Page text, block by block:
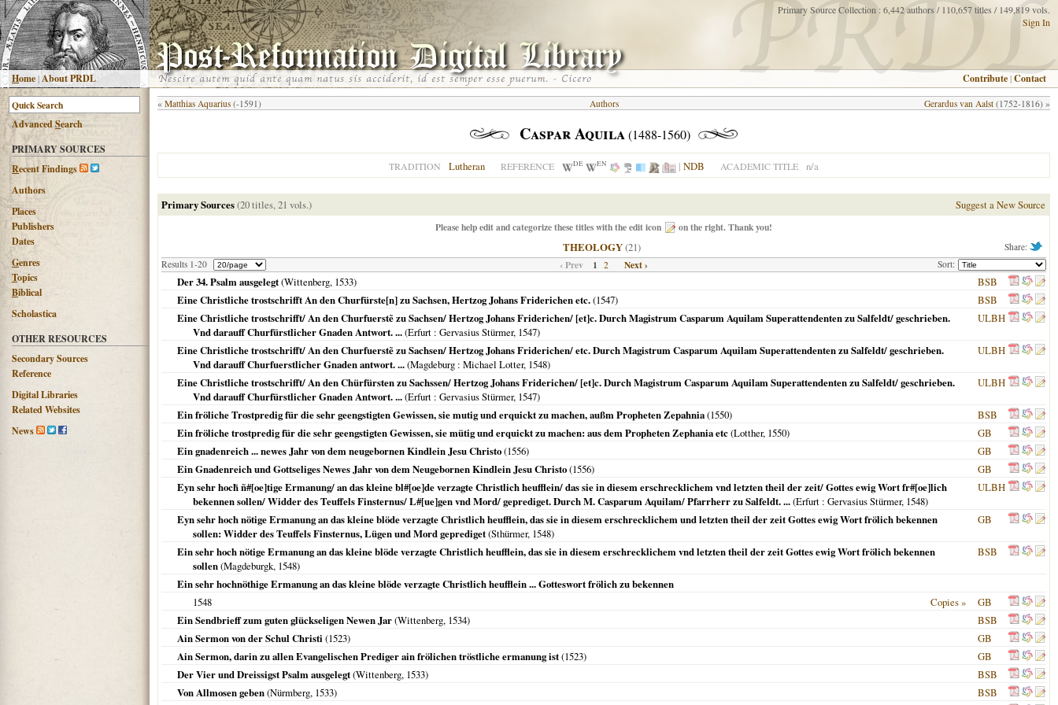
Home|About PRDL
Primary Source Collection : 6,442 authors / 110,657 titles / 149,819 vols.
Sign In
Contribute |Contact
AdvancedSearch
PRIMARY SOURCES
Recent Findings
Authors
Places
Publishers
Dates
Genres
Topics
Biblical
Scholastica
OTHER RESOURCES
Secondary Sources
Reference
Digital Libraries
Related Websites
News
« Matthias Aquarius (-1591) Gerardus van Aalst (1752-1816) »
Authors
Caspar Aquila(1488-1560)
TRADITION Lutheran REFERENCE DE EN | NDB ACADEMIC TITLE n/a
Primary Sources(20 titles, 21 vols.) Suggest a New Source
Please help edit and categorize these titles with the edit icon on the right. Thank you!
Share:
THEOLOGY(21)
Results 1-20 Sort:
‹ Prev 1 2 Next ›
Der 34. Psalm ausgelegt(Wittenberg, 1533)
BSB
Eine Christliche trostschrifft An den Churfürste[n] zu Sachsen, Hertzog Johans Friderichen etc.(1547)
BSB
Eine Christliche trostschrifft/ An den Churfuerstẽ zu Sachsen/ Hertzog Johans Friderichen/ [et]c. Durch Magistrum Casparum Aquilam Superattendenten zu Salfeldt/ geschrieben.
Vnd darauff Churfürstlicher Gnaden Antwort. ...(Erfurt : Gervasius Stürmer, 1547)
ULBH
Eine Christliche trostschrifft/ An den Churfuerstẽ zu Sachsen/ Hertzog Johans Friderichen/ etc. Durch Magistrum Casparum Aquilam Superattendenten zu Salfeldt/ geschrieben.
Vnd darauff Churfuerstlicher Gnaden antwort. ...(Magdeburg : Michael Lotter, 1548)
ULBH
Eine Christliche trostschrifft/ An den Chürfürsten zu Sachssen/ Hertzog Johans Friderichen/ [et]c. Durch Magistrum Casparum Aquilam Superattendenten zu Salfeldt/ geschrieben.
Vnd darauff Churfürstlicher Gnaden Antwort. ...(Erfurt : Gervasius Stürmer, 1547)
ULBH
Ein fröliche Trostpredig für die sehr geengstigten Gewissen, sie mutig und erquickt zu machen, außm Propheten Zepahnia(1550)
BSB
Ein fröliche trostpredig für die sehr geengstigten Gewissen, sie mütig und erquickt zu machen: aus dem Propheten Zephania etc(Lotther, 1550)
GB
Ein gnadenreich ... newes Jahr von dem neugebornen Kindlein Jesu Christo(1556)
GB
Ein Gnadenreich und Gottseliges Newes Jahr von dem Neugebornen Kindlein Jesu Christo(1556)
GB
Eyn sehr hoch̄ ñ#[oe]tige Ermanung/ an das kleine bl#[oe]de verzagte Christlich heufflein/ das sie in diesem erschrecklichem vnd letzten theil der zeit/ Gottes ewig Wort fr#[oe]lich
bekennen sollen/ Widder des Teuffels Finsternus/ L#[ue]gen vnd Mord/ geprediget. Durch M. Casparum Aquilam/ Pfarrherr zu Salfeldt. ...(Erfurt : Gervasius Stürmer, 1548)
ULBH
Eyn sehr hoch nötige Ermanung an das kleine blöde verzagte Christlich heufflein, das sie in diesem erschrecklichem und letzten theil der zeit Gottes ewig Wort frölich bekennen
sollen: Widder des Teuffels Finsternus, Lügen und Mord geprediget(Sthürmer, 1548)
GB
Ein sehr hoch nötige Ermanung an das kleine blöde verzagte Christlich heufflein, das sie in diesem erschrecklichem vnd letzten theil der zeit Gottes ewig Wort frölich bekennen
sollen(Magdeburgk, 1548)
BSB
Ein sehr hochnöthige Ermanung an das kleine blöde verzagte Christlich heufflein ... Gotteswort frölich zu bekennen
1548
Copies »
GB
Ein Sendbrieff zum guten glückseligen Newen Jar(Wittenberg, 1534)
BSB
Ain Sermon von der Schul Christi (1523)
GB
Ain Sermon, darin zu allen Evangelischen Prediger ain frölichen tröstliche ermanung ist(1523)
GB
Der Vier und Dreissigst Psalm ausgelegt(Wittenberg, 1533)
BSB
Von Allmosen geben(Nürmberg, 1533)
BSB